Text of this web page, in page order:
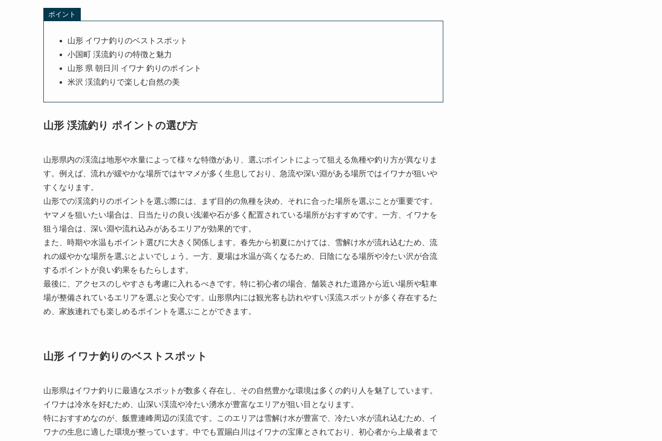
ポイント
山形 イワナ釣りのベストスポット
小国町 渓流釣りの特徴と魅力
山形 県 朝日川 イワナ 釣りのポイント
米沢 渓流釣りで楽しむ自然の美
山形 渓流釣り ポイントの選び方
山形県内の渓流は地形や水量によって様々な特徴があり、選ぶポイントによって狙える魚種や釣り方が異なりま
す。例えば、流れが緩やかな場所ではヤマメが多く生息しており、急流や深い淵がある場所ではイワナが狙いや
すくなります。
山形での渓流釣りのポイントを選ぶ際には、まず目的の魚種を決め、それに合った場所を選ぶことが重要です。
ヤマメを狙いたい場合は、日当たりの良い浅瀬や石が多く配置されている場所がおすすめです。一方、イワナを
狙う場合は、深い淵や流れ込みがあるエリアが効果的です。
また、時期や水温もポイント選びに大きく関係します。春先から初夏にかけては、雪解け水が流れ込むため、流
れの緩やかな場所を選ぶとよいでしょう。一方、夏場は水温が高くなるため、日陰になる場所や冷たい沢が合流
するポイントが良い釣果をもたらします。
最後に、アクセスのしやすさも考慮に入れるべきです。特に初心者の場合、舗装された道路から近い場所や駐車
場が整備されているエリアを選ぶと安心です。山形県内には観光客も訪れやすい渓流スポットが多く存在するた
め、家族連れでも楽しめるポイントを選ぶことができます。
山形 イワナ釣りのベストスポット
山形県はイワナ釣りに最適なスポットが数多く存在し、その自然豊かな環境は多くの釣り人を魅了しています。
イワナは冷水を好むため、山深い渓流や冷たい湧水が豊富なエリアが狙い目となります。
特におすすめなのが、飯豊連峰周辺の渓流です。このエリアは雪解け水が豊富で、冷たい水が流れ込むため、イ
ワナの生息に適した環境が整っています。中でも置賜白川はイワナの宝庫とされており、初心者から上級者まで